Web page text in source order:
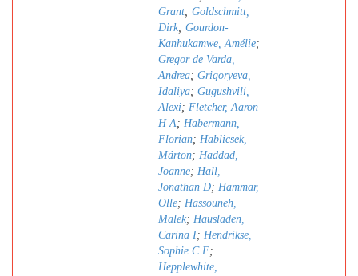
Grant; Goldschmitt,
Dirk; Gourdon-
Kanhukamwe, Amélie;
Gregor de Varda,
Andrea; Grigoryeva,
Idaliya; Gugushvili,
Alexi; Fletcher, Aaron
H A; Habermann,
Florian; Hablicsek,
Márton; Haddad,
Joanne; Hall,
Jonathan D; Hammar,
Olle; Hassouneh,
Malek; Hausladen,
Carina I; Hendrikse,
Sophie C F;
Hepplewhite,